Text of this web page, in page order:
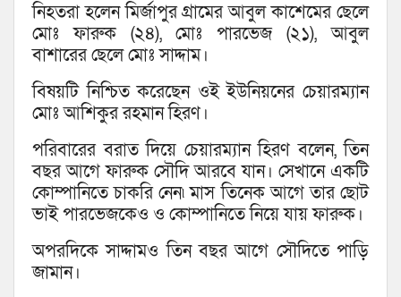
নিহতরা হলেন মির্জাপুর গ্রামের আবুল কাশেমের ছেলে
মোঃ ফারুক (২৪), মোঃ পারভেজ (২১), আবুল
বাশারের ছেলে মোঃ সাদ্দাম।
বিষয়টি নিশ্চিত করেছেন ওই ইউনিয়নের চেয়ারম্যান
মোঃ আশিকুর রহমান হিরণ।
পরিবারের বরাত দিয়ে চেয়ারম্যান হিরণ বলেন, তিন
বছর আগে ফারুক সৌদি আরবে যান। সেখানে একটি
কোম্পানিতে চাকরি নেন৷ মাস তিনেক আগে তার ছোট
ভাই পারভেজকেও ও কোম্পানিতে নিয়ে যায় ফারুক।
অপরদিকে সাদ্দামও তিন বছর আগে সৌদিতে পাড়ি
জামান।